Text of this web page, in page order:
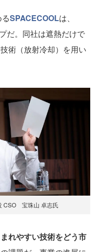
SPACECOOLは、
だ。同社は遮熱だけで
術（放射冷却）を用い
CSO 宝珠山 卓志氏
れやすい技術をどう市